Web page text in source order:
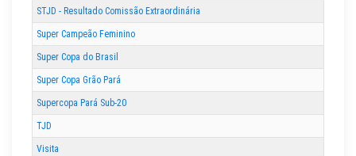
STJD - Resultado Comissão Extraordinária
Super Campeão Feminino
Super Copa do Brasil
Super Copa Grão Pará
Supercopa Pará Sub-20
TJD
Visita